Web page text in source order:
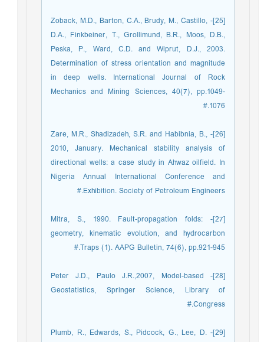
[25]- Zoback, M.D., Barton, C.A., Brudy, M., Castillo,
D.A., Finkbeiner, T., Grollimund, B.R., Moos, D.B.,
Peska, P., Ward, C.D. and Wiprut, D.J., 2003.
Determination of stress orientation and magnitude
in deep wells. International Journal of Rock
Mechanics and Mining Sciences, 40(7), pp.1049-
1076.#
[26]- Zare, M.R., Shadizadeh, S.R. and Habibnia, B.,
2010, January. Mechanical stability analysis of
directional wells: a case study in Ahwaz oilfield. In
Nigeria Annual International Conference and
Exhibition. Society of Petroleum Engineers.#
[27]- Mitra, S., 1990. Fault-propagation folds:
geometry, kinematic evolution, and hydrocarbon
Traps (1). AAPG Bulletin, 74(6), pp.921-945.#
[28]- Peter J.D., Paulo J.R.,2007, Model-based
Geostatistics, Springer Science, Library of
Congress.#
[29]- Plumb, R., Edwards, S., Pidcock, G., Lee, D.